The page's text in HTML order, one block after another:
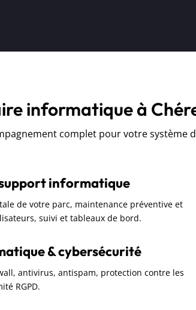
informatique à
complet pour votre système
informatique
de votre parc, maintenance préventive et
suivi et tableaux de bord.
& cybersécurité
antivirus, antispam, protection contre les
RGPD.